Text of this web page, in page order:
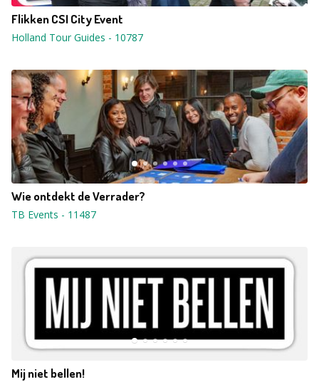
Flikken CSI City Event
Holland Tour Guides - 10787
Wie ontdekt de Verrader?
TB Events - 11487
Mij niet bellen!